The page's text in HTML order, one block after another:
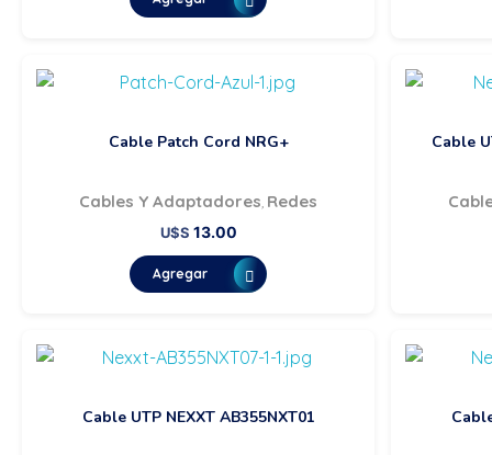
Cable Patch Cord NRG+
U$S 13.00
Cables Y Adaptadores Redes
Agregar
Cable
Cable UTP NEXXT AB355NXT01